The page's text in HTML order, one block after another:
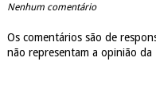
Nenhum comentário
Os comentários são de
não representam a opinião da